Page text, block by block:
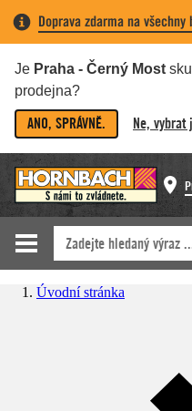
Doprava zdarma na
Je Praha - Černý Most
prodejna?
ANO, SPRÁVNĚ. Ne, vybrat
Úvodní stránka